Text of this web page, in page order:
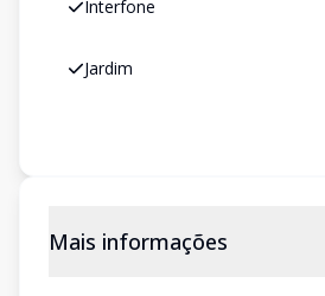
Interfone
Jardim
Mais informações